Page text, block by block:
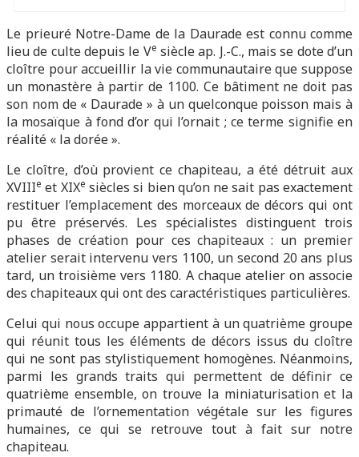
Le prieuré Notre-Dame de la Daurade est connu comme
lieu de culte depuis le Ve siècle ap. J.-C., mais se dote d’un
cloître pour accueillir la vie communautaire que suppose
un monastère à partir de 1100. Ce bâtiment ne doit pas
son nom de « Daurade » à un quelconque poisson mais à
la mosaïque à fond d’or qui l’ornait ; ce terme signifie en
réalité « la dorée ».
Le cloître, d’où provient ce chapiteau, a été détruit aux
XVIIIe et XIXe siècles si bien qu’on ne sait pas exactement
restituer l’emplacement des morceaux de décors qui ont
pu être préservés. Les spécialistes distinguent trois
phases de création pour ces chapiteaux : un premier
atelier serait intervenu vers 1100, un second 20 ans plus
tard, un troisième vers 1180. A chaque atelier on associe
des chapiteaux qui ont des caractéristiques particulières.
Celui qui nous occupe appartient à un quatrième groupe
qui réunit tous les éléments de décors issus du cloître
qui ne sont pas stylistiquement homogènes. Néanmoins,
parmi les grands traits qui permettent de définir ce
quatrième ensemble, on trouve la miniaturisation et la
primauté de l’ornementation végétale sur les figures
humaines, ce qui se retrouve tout à fait sur notre
chapiteau.